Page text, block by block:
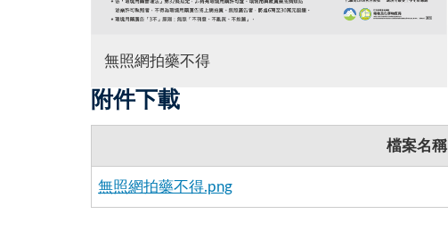
無照網拍藥不得
附件下載
檔案名稱
無照網拍藥不得.png